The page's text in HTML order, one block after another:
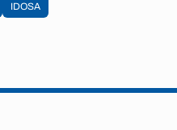
IDOSA